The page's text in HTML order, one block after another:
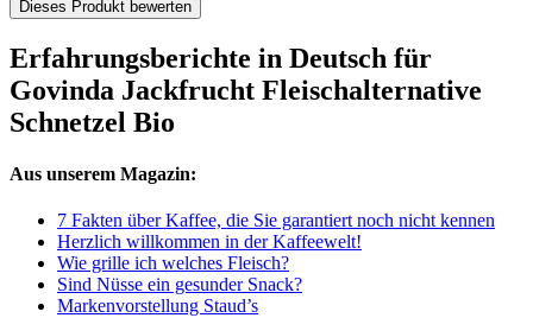
Dieses Produkt bewerten
Erfahrungsberichte in Deutsch für
Govinda Jackfrucht Fleischalternative
Schnetzel Bio
Aus unserem Magazin:
7 Fakten über Kaffee, die Sie garantiert noch nicht kennen
Herzlich willkommen in der Kaffeewelt!
Wie grille ich welches Fleisch?
Sind Nüsse ein gesunder Snack?
Markenvorstellung Staud’s